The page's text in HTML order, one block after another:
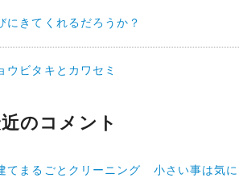
にきてくれるだろうか？
ウビタキとカワセミ
のコメント
てまるごとクリーニング 小さい事は気に